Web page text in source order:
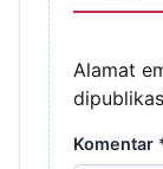
Alamat
Komentar